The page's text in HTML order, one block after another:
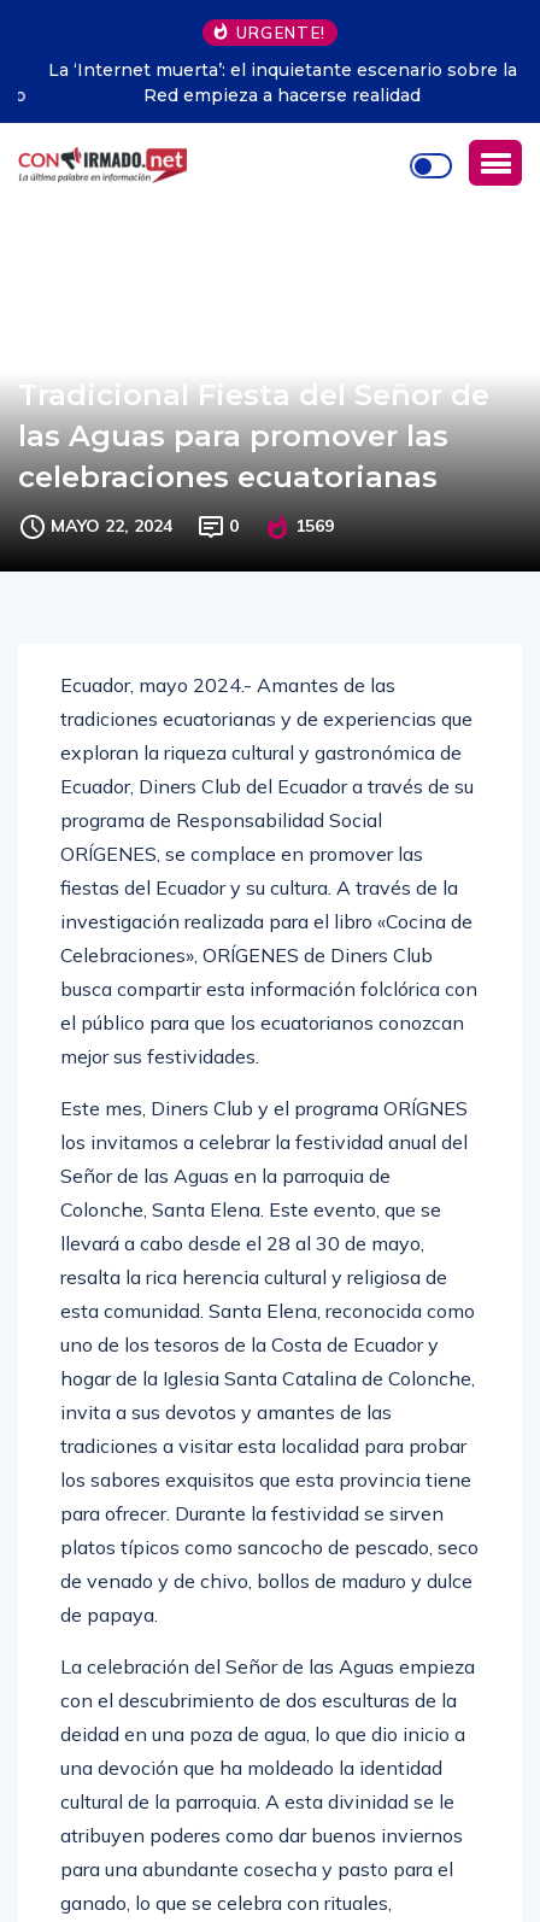
URGENTE!
La ‘Internet muerta’: el inquietante escenario sobre la
Red empieza a hacerse realidad
Tradicional Fiesta del Señor de
las Aguas para promover las
celebraciones ecuatorianas
MAYO 22, 2024 0 1569
Ecuador, mayo 2024.- Amantes de las
tradiciones ecuatorianas y de experiencias que
exploran la riqueza cultural y gastronómica de
Ecuador, Diners Club del Ecuador a través de su
programa de Responsabilidad Social
ORÍGENES, se complace en promover las
fiestas del Ecuador y su cultura. A través de la
investigación realizada para el libro «Cocina de
Celebraciones», ORÍGENES de Diners Club
busca compartir esta información folclórica con
el público para que los ecuatorianos conozcan
mejor sus festividades.
Este mes, Diners Club y el programa ORÍGNES
los invitamos a celebrar la festividad anual del
Señor de las Aguas en la parroquia de
Colonche, Santa Elena. Este evento, que se
llevará a cabo desde el 28 al 30 de mayo,
resalta la rica herencia cultural y religiosa de
esta comunidad. Santa Elena, reconocida como
uno de los tesoros de la Costa de Ecuador y
hogar de la Iglesia Santa Catalina de Colonche,
invita a sus devotos y amantes de las
tradiciones a visitar esta localidad para probar
los sabores exquisitos que esta provincia tiene
para ofrecer. Durante la festividad se sirven
platos típicos como sancocho de pescado, seco
de venado y de chivo, bollos de maduro y dulce
de papaya.
La celebración del Señor de las Aguas empieza
con el descubrimiento de dos esculturas de la
deidad en una poza de agua, lo que dio inicio a
una devoción que ha moldeado la identidad
cultural de la parroquia. A esta divinidad se le
atribuyen poderes como dar buenos inviernos
para una abundante cosecha y pasto para el
ganado, lo que se celebra con rituales,